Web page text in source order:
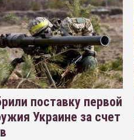
поставку первой
Украине за счет